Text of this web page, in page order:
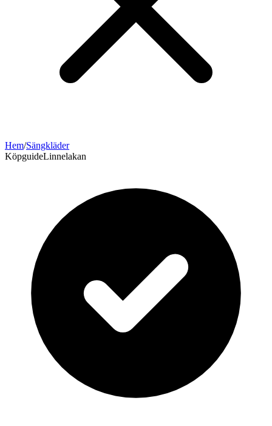
Hem/Sängkläder
KöpguideLinnelakan